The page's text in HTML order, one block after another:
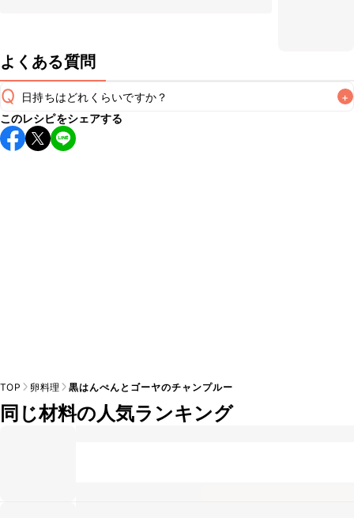
よくある質問
Q 日持ちはどれくらいですか？ +
保存期間は冷蔵で翌日中が目安です。なるべくお早めにお召
し上がりください。
このレシピをシェアする
TOP 卵料理 黒はんぺんとゴーヤのチャンプルー
同じ材料の人気ランキング